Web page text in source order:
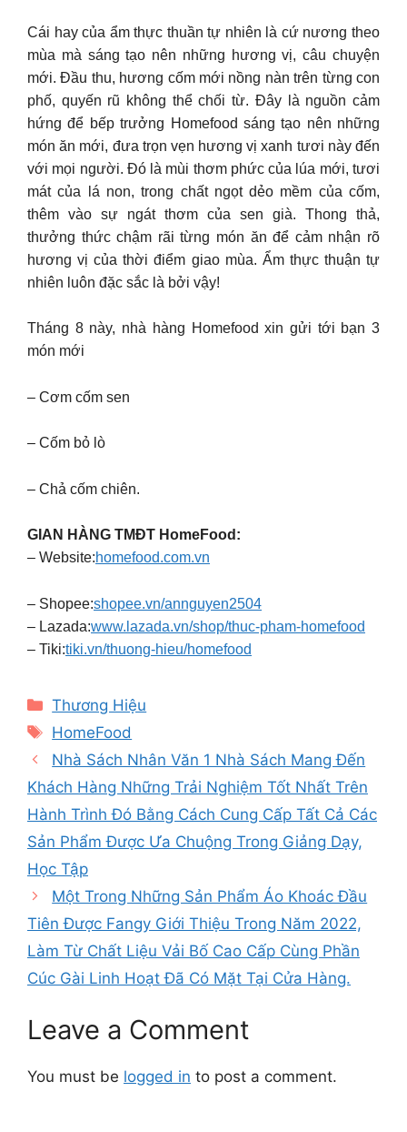
Cái hay của ẩm thực thuần tự nhiên là cứ nương theo
mùa mà sáng tạo nên những hương vị, câu chuyện
mới. Đầu thu, hương cốm mới nồng nàn trên từng con
phố, quyến rũ không thể chối từ. Đây là nguồn cảm
hứng để bếp trưởng Homefood sáng tạo nên những
món ăn mới, đưa trọn vẹn hương vị xanh tươi này đến
với mọi người. Đó là mùi thơm phức của lúa mới, tươi
mát của lá non, trong chất ngọt dẻo mềm của cốm,
thêm vào sự ngát thơm của sen già. Thong thả,
thưởng thức chậm rãi từng món ăn để cảm nhận rõ
hương vị của thời điểm giao mùa. Ẩm thực thuận tự
nhiên luôn đặc sắc là bởi vậy!
Tháng 8 này, nhà hàng Homefood xin gửi tới bạn 3
món mới
– Cơm cốm sen
– Cốm bỏ lò
– Chả cốm chiên.
GIAN HÀNG TMĐT HomeFood:
– Website:homefood.com.vn
– Shopee:shopee.vn/annguyen2504
– Lazada:www.lazada.vn/shop/thuc-pham-homefood
– Tiki:tiki.vn/thuong-hieu/homefood
Categories
Thương Hiệu
Tags
HomeFood
Nhà Sách Nhân Văn 1 Nhà Sách Mang Đến
Khách Hàng Những Trải Nghiệm Tốt Nhất Trên
Hành Trình Đó Bằng Cách Cung Cấp Tất Cả Các
Sản Phẩm Được Ưa Chuộng Trong Giảng Dạy,
Học Tập
Một Trong Những Sản Phẩm Áo Khoác Đầu
Tiên Được Fangy Giới Thiệu Trong Năm 2022,
Làm Từ Chất Liệu Vải Bố Cao Cấp Cùng Phần
Cúc Gài Linh Hoạt Đã Có Mặt Tại Cửa Hàng.
Leave a Comment
You must be logged in to post a comment.